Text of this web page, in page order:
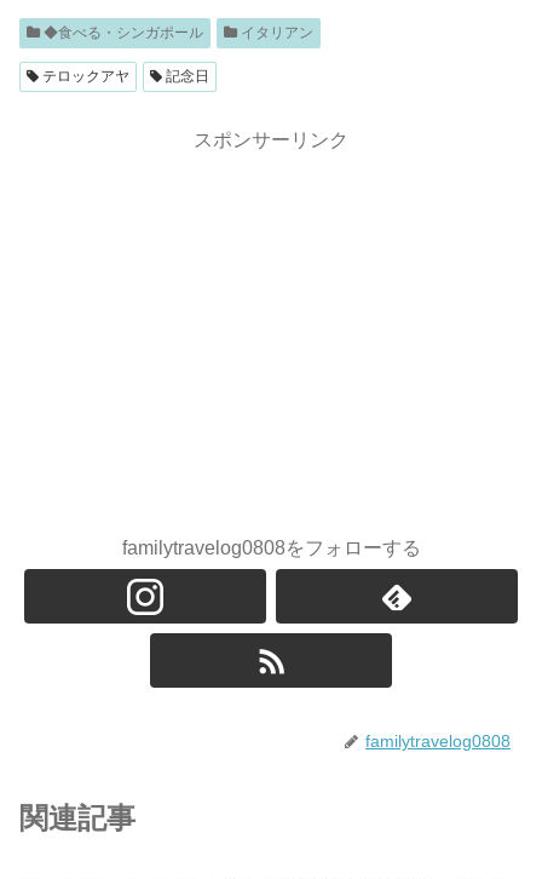
◆食べる・シンガポール イタリアン
テロックアヤ 記念日
スポンサーリンク
familytravelog0808をフォローする
familytravelog0808
関連記事